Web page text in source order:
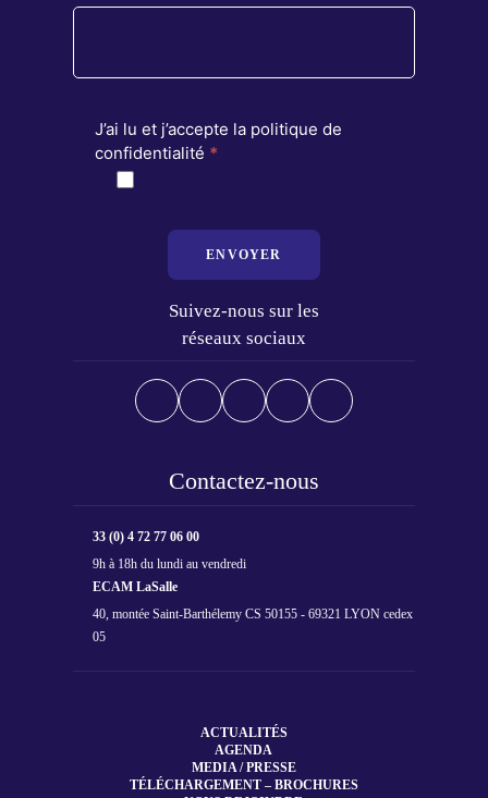
J’ai lu et j’accepte la politique de
confidentialité *
ENVOYER
Suivez-nous sur les
réseaux sociaux
Contactez-nous
33 (0) 4 72 77 06 00
9h à 18h du lundi au vendredi
ECAM LaSalle
40, montée Saint-Barthélemy CS 50155 - 69321 LYON cedex
05
ACTUALITÉS
AGENDA
MEDIA / PRESSE
TÉLÉCHARGEMENT – BROCHURES